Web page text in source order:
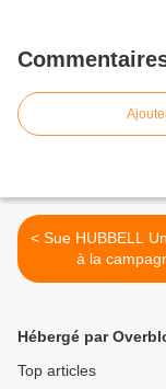
< Sue HUBBELL Une année
à la
Hébergé par
Top articles